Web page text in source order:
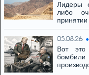
Лидеры
либо
05.08.26
Вот